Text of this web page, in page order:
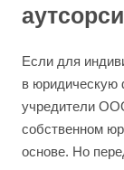
Если для
в
учредители
собственном
основе. Но